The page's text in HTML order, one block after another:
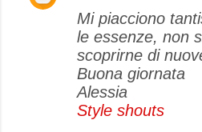
Mi piacciono
le essenze, non
scoprirne di
Buona giornata
Alessia
Style shouts